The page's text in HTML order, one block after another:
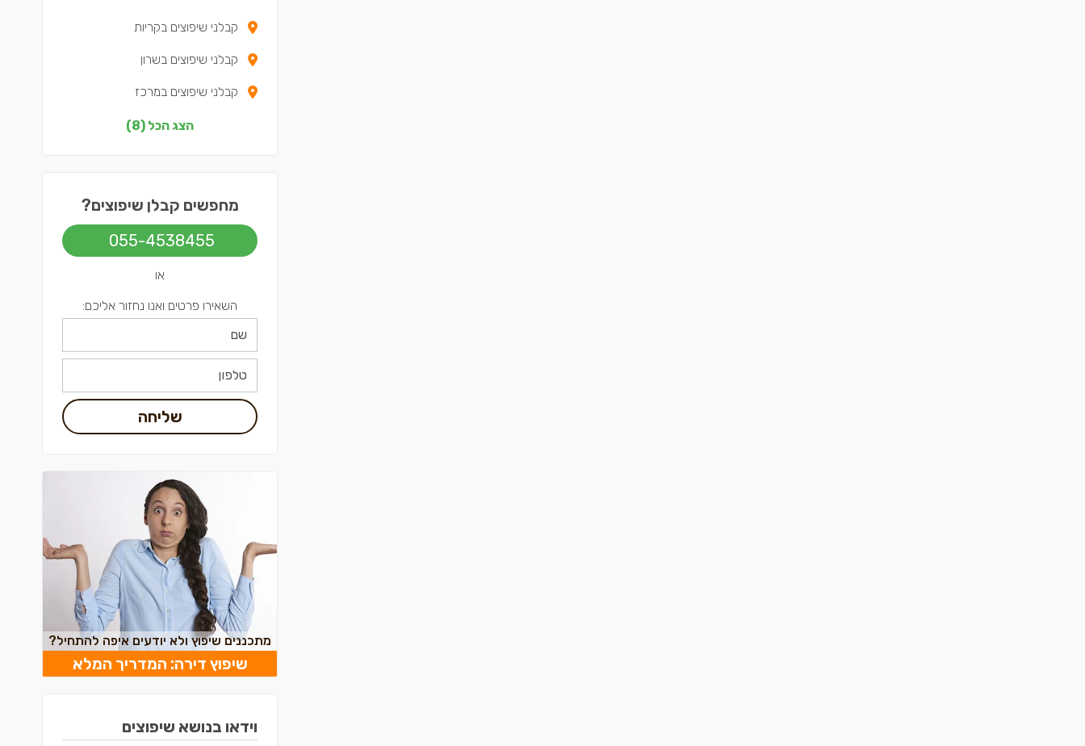
קבלני שיפוצים בקריות
קבלני שיפוצים בשרון
קבלני שיפוצים במרכז
קבלני שיפוצים בצפון
קבלני שיפוצים בדרום
קבלני שיפוצים בירושלים
קבלני שיפוצים בתל אביב
הצג הכל (8)
מחפשים קבלן שיפוצים?
055-4538455
או
השאירו פרטים ואנו נחזור אליכם:
שליחה
מתכננים שיפוץ ולא יודעים איפה להתחיל?
שיפוץ דירה: המדריך המלא
וידאו בנושא שיפוצים